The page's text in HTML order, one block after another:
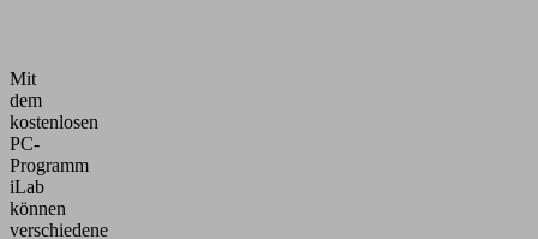
Mit
dem
kostenlosen
PC-
Programm
iLab
können
verschiedene